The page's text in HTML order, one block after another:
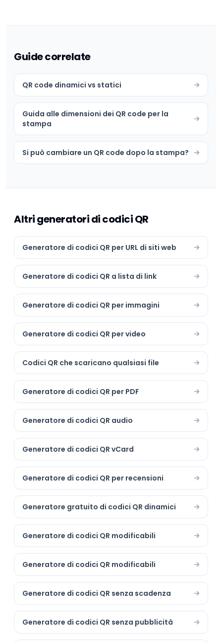
Guide correlate
QR code dinamici vs statici
Guida alle dimensioni dei QR code per la
stampa
Si può cambiare un QR code dopo la stampa?
Altri generatori di codici QR
Generatore di codici QR per URL di siti web
Generatore di codici QR a lista di link
Generatore di codici QR per immagini
Generatore di codici QR per video
Codici QR che scaricano qualsiasi file
Generatore di codici QR per PDF
Generatore di codici QR audio
Generatore di codici QR vCard
Generatore di codici QR per recensioni
Generatore gratuito di codici QR dinamici
Generatore di codici QR modificabili
Generatore di codici QR modificabili
Generatore di codici QR senza scadenza
Generatore di codici QR senza pubblicità